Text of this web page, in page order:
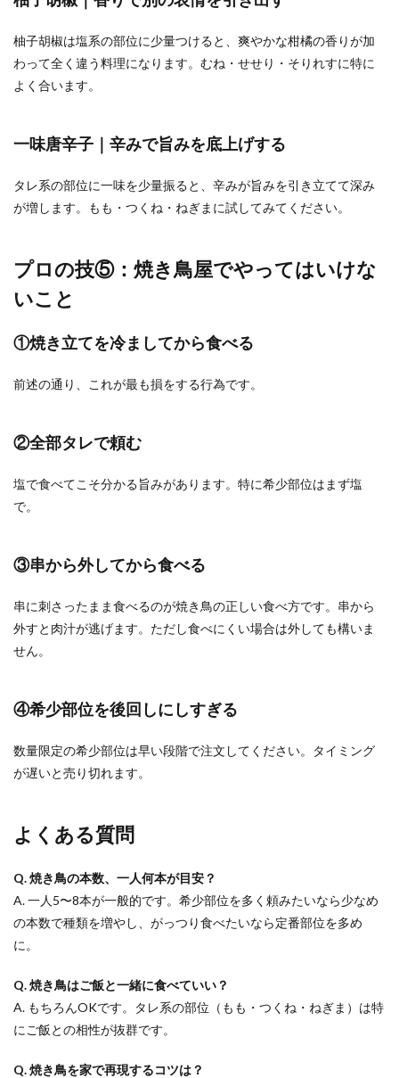
柚子胡椒は塩系の部位に少量つけると、爽やかな柑橘の香りが加
わって全く違う料理になります。むね・せせり・そりれすに特に
よく合います。
一味唐辛子｜辛みで旨みを底上げする
タレ系の部位に一味を少量振ると、辛みが旨みを引き立てて深み
が増します。もも・つくね・ねぎまに試してみてください。
プロの技⑤：焼き鳥屋でやってはいけな
いこと
①焼き立てを冷ましてから食べる
前述の通り、これが最も損をする行為です。
②全部タレで頼む
塩で食べてこそ分かる旨みがあります。特に希少部位はまず塩
で。
③串から外してから食べる
串に刺さったまま食べるのが焼き鳥の正しい食べ方です。串から
外すと肉汁が逃げます。ただし食べにくい場合は外しても構いま
せん。
④希少部位を後回しにしすぎる
数量限定の希少部位は早い段階で注文してください。タイミング
が遅いと売り切れます。
よくある質問
Q. 焼き鳥の本数、一人何本が目安？
A. 一人5〜8本が一般的です。希少部位を多く頼みたいなら少なめ
の本数で種類を増やし、がっつり食べたいなら定番部位を多め
に。
Q. 焼き鳥はご飯と一緒に食べていい？
A. もちろんOKです。タレ系の部位（もも・つくね・ねぎま）は特
にご飯との相性が抜群です。
Q. 焼き鳥を家で再現するコツは？